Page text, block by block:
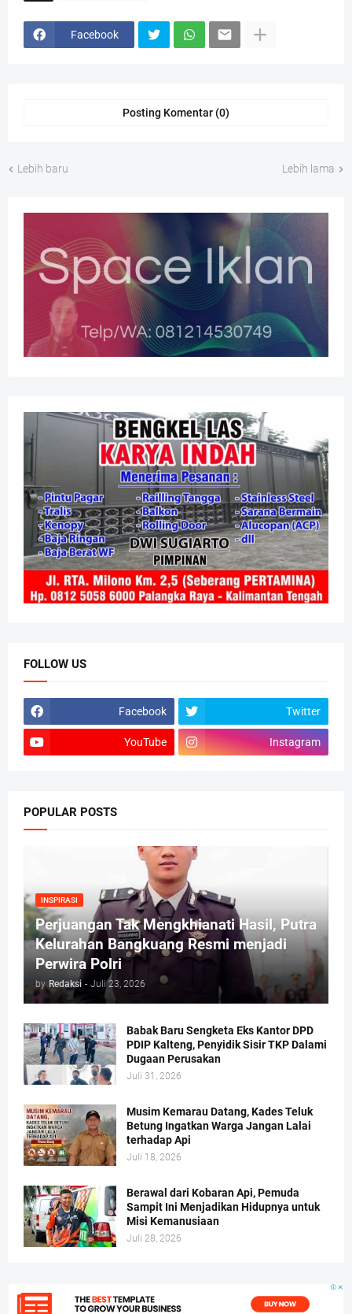
Facebook
Posting Komentar (0)
Lebih baru Lebih lama
FOLLOW US
Facebook Twitter
YouTube Instagram
POPULAR POSTS
INSPIRASI
Perjuangan Tak Mengkhianati Hasil, Putra
Kelurahan Bangkuang Resmi menjadi
Perwira Polri
by Redaksi - Juli 23, 2026
Babak Baru Sengketa Eks Kantor DPD
PDIP Kalteng, Penyidik Sisir TKP Dalami
Dugaan Perusakan
Juli 31, 2026
Musim Kemarau Datang, Kades Teluk
Betung Ingatkan Warga Jangan Lalai
terhadap Api
Juli 18, 2026
Berawal dari Kobaran Api, Pemuda
Sampit Ini Menjadikan Hidupnya untuk
Misi Kemanusiaan
Juli 28, 2026